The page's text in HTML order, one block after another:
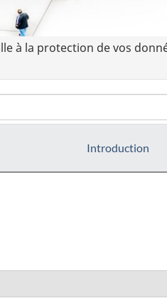
à la protection de vos
Introduction